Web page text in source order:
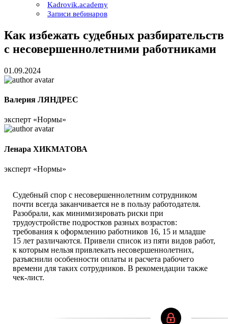
Kadrovik.academy
Записи вебинаров
Как избежать судебных разбирательств
с несовершеннолетними работниками
01.09.2024
Валерия ЛЯНДРЕС
эксперт «Нормы»
Ленара ХИКМАТОВА
эксперт «Нормы»
Судебный спор с несовершеннолетним сотрудником
почти всегда заканчивается не в пользу работодателя.
Разобрали, как минимизировать риски при
трудоустройстве подростков разных возрастов:
требования к оформлению работников 16, 15 и младше
15 лет различаются. Привели список из пяти видов работ,
к которым нельзя привлекать несовершеннолетних,
разъяснили особенности оплаты и расчета рабочего
времени для таких сотрудников. В рекомендации также
чек-лист.